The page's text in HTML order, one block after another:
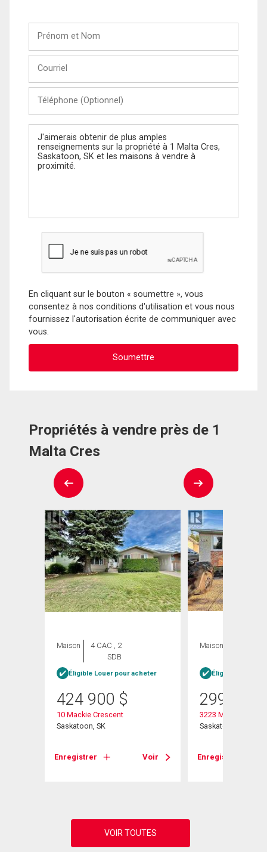
Nom
(Optionnel)
Message
En cliquant sur le bouton « soumettre », vous
consentez à nos conditions d'utilisation et vous nous
fournissez l'autorisation écrite de communiquer avec
vous.
Propriétés à vendre près de 1
Malta Cres
Maison
4 CAC , 2
SDB
Éligible Louer pour acheter
424 900 $
10 Mackie Crescent
Saskatoon, SK
Enregistrer Voir
Maison
Éligible Louer
299 900
3223 Maxwell Street
Saskatoon, SK
Enregistrer